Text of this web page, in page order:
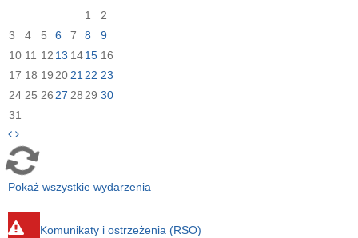
1
2
3
4 5 6 7 8
9
10 11 12 13 1415 16
17 18 19202122 23
24 25 2627 2829 30
31
Pokaż wszystkie wydarzenia
Komunikaty i ostrzeżenia (RSO)